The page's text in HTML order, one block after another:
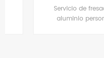
Servicio de fresado
aluminio